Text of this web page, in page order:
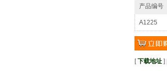
产品编号
A1225
[下载地址 ]